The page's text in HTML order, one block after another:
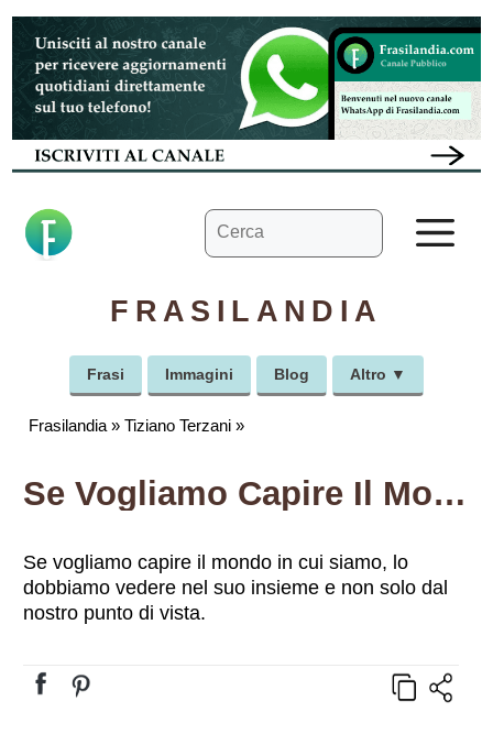
Vai
contenuto
Ricerca
per:
FRASILANDIA
Frasi Immagini Blog Altro ▼
Frasilandia »Tiziano Terzani »
Se Vogliamo Capire Il Mondo In Cui Siamo, Lo Dobbiamo Vedere Nel Suo Insieme E Non Solo Dal Nostro Punto Di Vista.
Se vogliamo capire il mondo in cui siamo, lo
dobbiamo vedere nel suo insieme e non solo dal
nostro punto di vista.